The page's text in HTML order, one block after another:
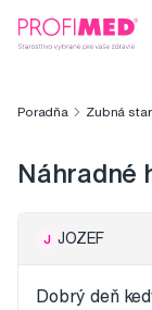
Poradňa Zubná
Náhradné
J JOZEF
Dobrý deň